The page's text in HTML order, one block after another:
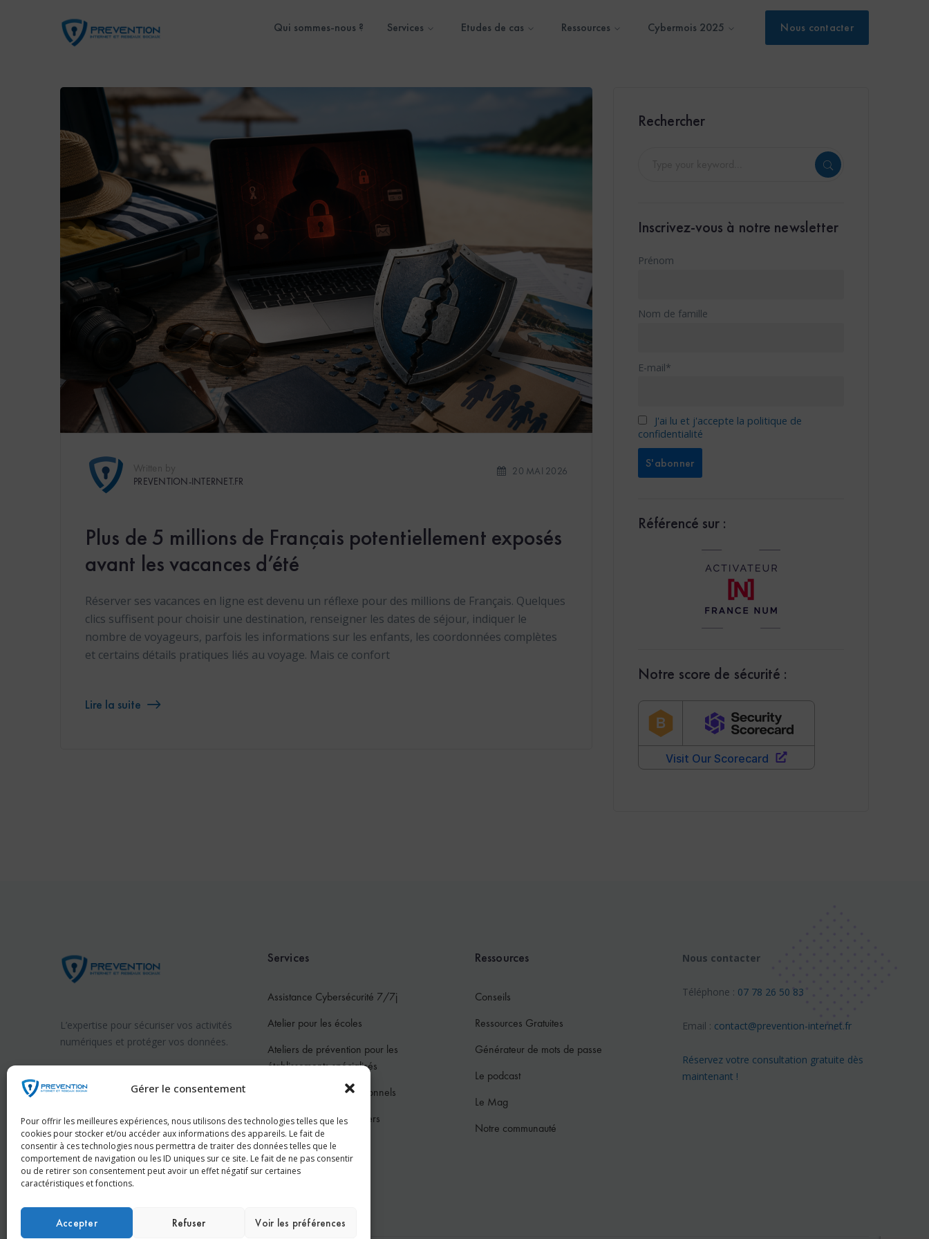
Gérer le consentement
Pour offrir les meilleures expériences, nous utilisons des technologies telles que les
cookies pour stocker et/ou accéder aux informations des appareils. Le fait de
consentir à ces technologies nous permettra de traiter des données telles que le
comportement de navigation ou les ID uniques sur ce site. Le fait de ne pas consentir
ou de retirer son consentement peut avoir un effet négatif sur certaines
caractéristiques et fonctions.
Accepter Refuser Voir les préférences
Nous contacter
Qui sommes-nous ? Services Etudes de cas Ressources Cybermois 2025
PREVENTION-INTERNET.FR
20 MAI 2026
Plus de 5 millions de Français potentiellement exposés
avant les vacances d’été
Réserver ses vacances en ligne est devenu un réflexe pour des millions de Français. Quelques
clics suffisent pour choisir une destination, renseigner les dates de séjour, indiquer le
nombre de voyageurs, parfois les informations sur les enfants, les coordonnées complètes
et certains détails pratiques liés au voyage. Mais ce confort
Lire la suite
Rechercher
Inscrivez-vous à notre newsletter
Prénom
Nom de famille
E-mail*
J'ai lu et j'accepte la politique de
confidentialité
Référencé sur :
Notre score de sécurité :
L’expertise pour sécuriser vos activités
numériques et protéger vos données.
Prévention internet en Suisse
Services
Assistance Cybersécurité 7/7j
Atelier pour les écoles
Ateliers de prévention pour les
établissements spécialisés
Atelier pour les professionnels
Atelier pour les particuliers
Pour les jeunes
Conférences
Ressources
Conseils
Ressources Gratuites
Générateur de mots de passe
Le podcast
Le Mag
Notre communauté
Nous contacter
Téléphone : 07 78 26 50 83
Email : contact@prevention-internet.fr
Réservez votre consultation gratuite dès
maintenant !